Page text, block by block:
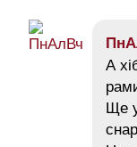
А
Ще